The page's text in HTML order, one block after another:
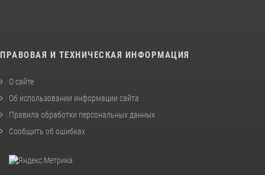
ПРАВОВАЯ И ТЕХНИЧЕСКАЯ ИНФОРМАЦИЯ
О сайте
Об использовании информации сайта
Правила обработки персональных данных
Сообщить об ошибках